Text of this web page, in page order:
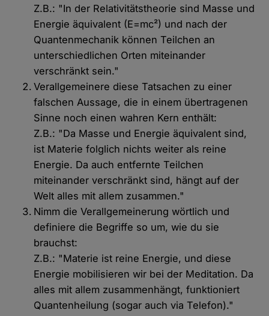
Z.B.: "In der Relativitätstheorie sind Masse und
Energie äquivalent (E=mc²) und nach der
Quantenmechanik können Teilchen an
unterschiedlichen Orten miteinander
verschränkt sein."
Verallgemeinere diese Tatsachen zu einer
falschen Aussage, die in einem übertragenen
Sinne noch einen wahren Kern enthält:
Z.B.: "Da Masse und Energie äquivalent sind,
ist Materie folglich nichts weiter als reine
Energie. Da auch entfernte Teilchen
miteinander verschränkt sind, hängt auf der
Welt alles mit allem zusammen."
Nimm die Verallgemeinerung wörtlich und
definiere die Begriffe so um, wie du sie
brauchst:
Z.B.: "Materie ist reine Energie, und diese
Energie mobilisieren wir bei der Meditation. Da
alles mit allem zusammenhängt, funktioniert
Quantenheilung (sogar auch via Telefon)."